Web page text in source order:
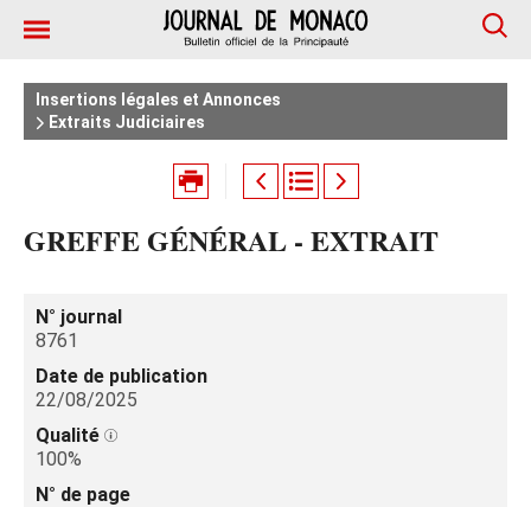
Insertions légales et Annonces
Extraits Judiciaires
GREFFE GÉNÉRAL - EXTRAIT
N° journal
8761
Date de publication
22/08/2025
Qualité
100%
N° de page